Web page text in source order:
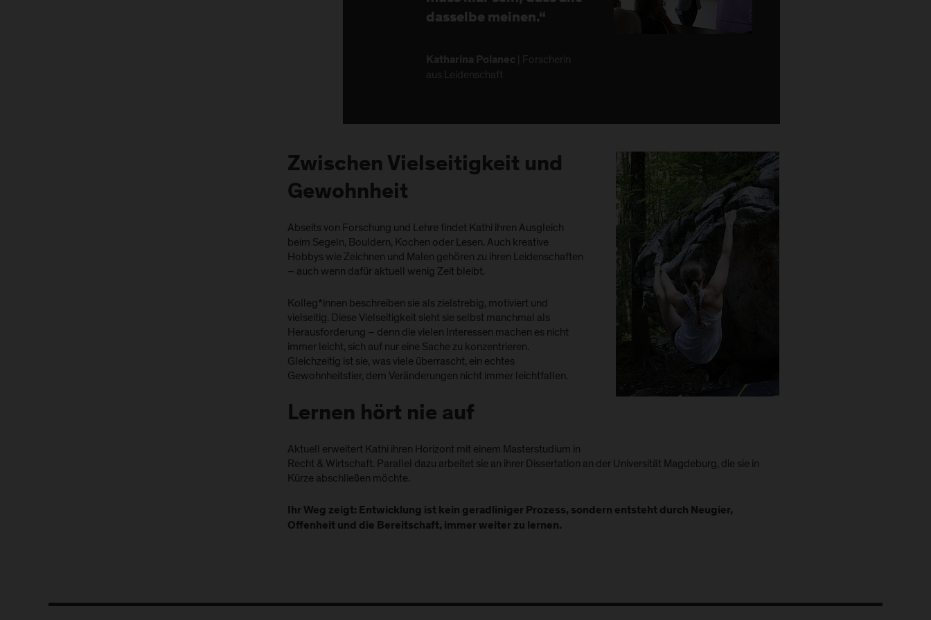
dasselbe meinen.“
Katharina Polanec
| Forscherin
aus Leidenschaft
Zwischen Vielseitigkeit und
Gewohnheit
Abseits von Forschung und Lehre findet Kathi ihren Ausgleich
beim Segeln, Bouldern, Kochen oder Lesen. Auch kreative
Hobbys wie Zeichnen und Malen gehören zu ihren Leidenschaften
– auch wenn dafür aktuell wenig Zeit bleibt.
Kolleg*innen beschreiben sie als zielstrebig, motiviert und
vielseitig. Diese Vielseitigkeit sieht sie selbst manchmal als
Herausforderung – denn die vielen Interessen machen es nicht
immer leicht, sich auf nur eine Sache zu konzentrieren.
Gleichzeitig ist sie, was viele überrascht, ein echtes
Gewohnheitstier, dem Veränderungen nicht immer leichtfallen.
Lernen hört nie auf
Aktuell erweitert Kathi ihren Horizont mit einem Masterstudium in
Recht & Wirtschaft. Parallel dazu arbeitet sie an ihrer Dissertation an der Universität Magdeburg, die sie in
Kürze abschließen möchte.
Ihr Weg zeigt: Entwicklung ist kein geradliniger Prozess, sondern entsteht durch Neugier,
Offenheit und die Bereitschaft, immer weiter zu lernen.